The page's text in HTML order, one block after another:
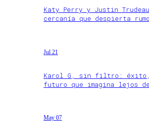
Katy Perry y Justin
cercanía que despierta
Jul 21
Karol G, sin filtro:
futuro que imagina lejos
May 07